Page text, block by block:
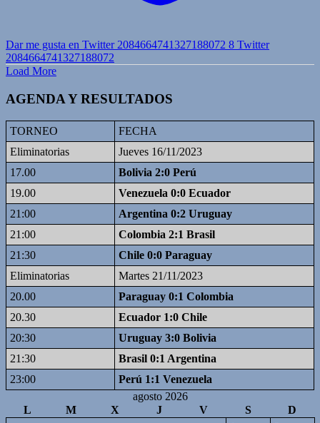
Dar me gusta en Twitter 2084664741327188072 8 Twitter
2084664741327188072
Load More
AGENDA Y RESULTADOS
TORNEO
FECHA
Eliminatorias
Jueves 16/11/2023
17.00
Bolivia 2:0 Perú
19.00
Venezuela 0:0 Ecuador
21:00
Argentina 0:2 Uruguay
21:00
Colombia 2:1 Brasil
21:30
Chile 0:0 Paraguay
Eliminatorias
Martes 21/11/2023
20.00
Paraguay 0:1 Colombia
20.30
Ecuador 1:0 Chile
20:30
Uruguay 3:0 Bolivia
21:30
Brasil 0:1 Argentina
23:00
Perú 1:1 Venezuela
agosto 2026
L
M X J V S
D